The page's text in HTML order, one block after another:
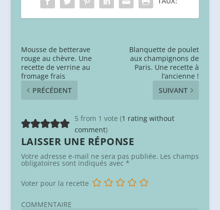
Mousse de betterave
rouge au chèvre. Une
recette de verrine au
fromage frais
PRÉCÉDENT
Blanquette de poulet
aux champignons de
Paris. Une recette à
l’ancienne !
SUIVANT
5 from 1 vote (1 rating without
comment)
LAISSER UNE RÉPONSE
Votre adresse e-mail ne sera pas publiée. Les champs
obligatoires sont indiqués avec *
Voter pour la recette
COMMENTAIRE